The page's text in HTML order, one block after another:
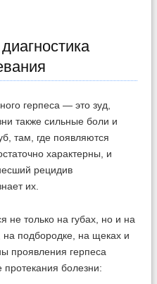
герпеса — это зуд,
также сильные боли и
там, где появляются
характерны, и
рецидив
их.
не только на губах, но и на
на подбородке, на щеках и
проявления герпеса
болезни: